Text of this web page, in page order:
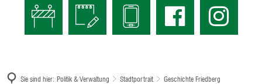
Sie sind hier: Politik & Verwaltung Stadtportrait Geschichte Friedberg